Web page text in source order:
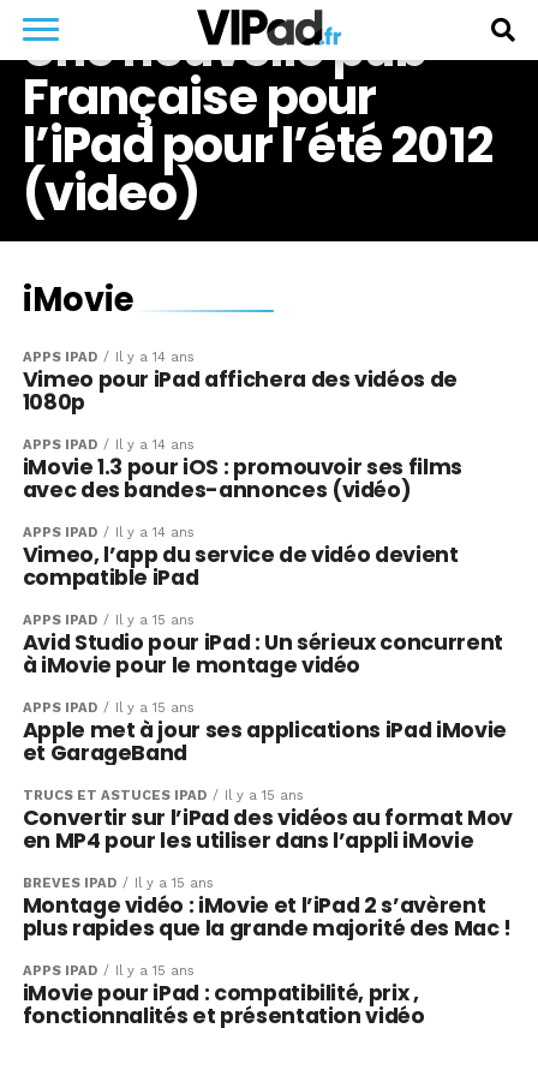
Une nouvelle pub
Française pour
l’iPad pour l’été 2012
(video)
iMovie
APPS IPAD Il y a 14 ans
Vimeo pour iPad affichera des vidéos de
1080p
APPS IPAD Il y a 14 ans
iMovie 1.3 pour iOS : promouvoir ses films
avec des bandes-annonces (vidéo)
APPS IPAD Il y a 14 ans
Vimeo, l’app du service de vidéo devient
compatible iPad
APPS IPAD Il y a 15 ans
Avid Studio pour iPad : Un sérieux concurrent
à iMovie pour le montage vidéo
APPS IPAD Il y a 15 ans
Apple met à jour ses applications iPad iMovie
et GarageBand
TRUCS ET ASTUCES IPAD Il y a 15 ans
Convertir sur l’iPad des vidéos au format Mov
en MP4 pour les utiliser dans l’appli iMovie
BRÈVES IPAD Il y a 15 ans
Montage vidéo : iMovie et l’iPad 2 s’avèrent
plus rapides que la grande majorité des Mac !
APPS IPAD Il y a 15 ans
iMovie pour iPad : compatibilité, prix ,
fonctionnalités et présentation vidéo